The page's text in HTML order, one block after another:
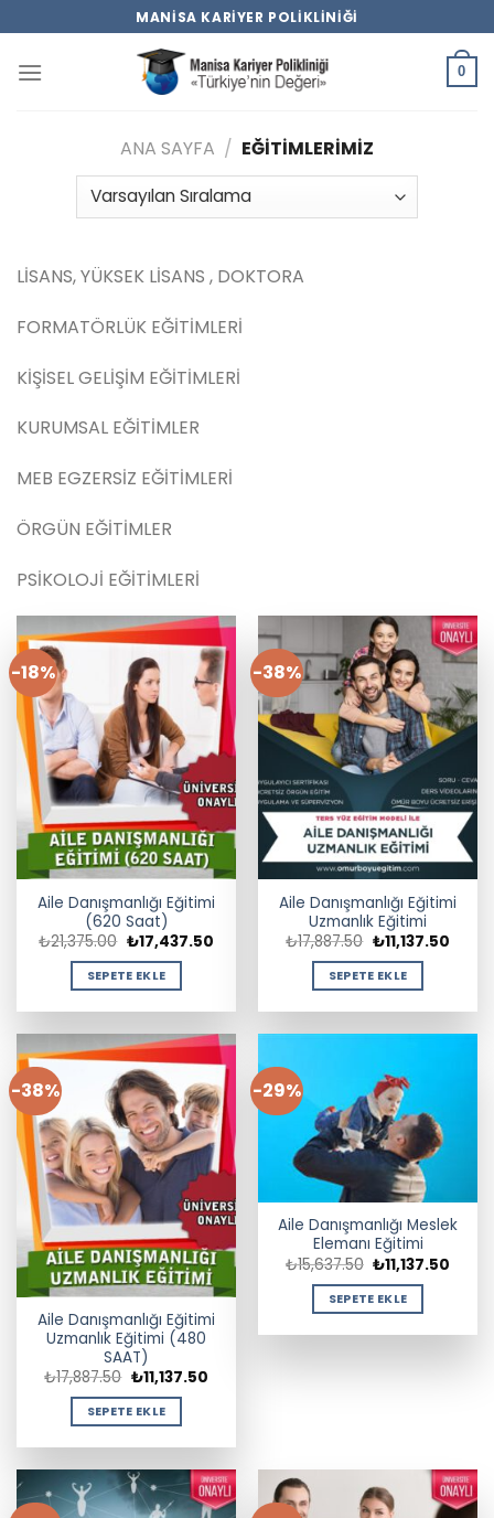
to
content
MANISA KARIYER POLIKLINIĞI
0
ANA SAYFA / EĞITIMLERIMIZ
LİSANS, YÜKSEK LİSANS , DOKTORA
FORMATÖRLÜK EĞİTİMLERİ
KİŞİSEL GELİŞİM EĞİTİMLERİ
KURUMSAL EĞİTİMLER
MEB EGZERSİZ EĞİTİMLERİ
ÖRGÜN EĞİTİMLER
PSİKOLOJİ EĞİTİMLERİ
-18%
Aile Danışmanlığı Eğitimi
(620 Saat)
₺21,375.00 Orijinal
fiyat:
₺21,375.00.
₺17,437.50Şu
SEPETE EKLE
-38%
Aile Danışmanlığı Eğitimi
Uzmanlık Eğitimi
₺17,887.50 Orijinal
fiyat:
₺17,887.50.
₺11,137.50Şu
SEPETE EKLE
-38%
Aile Danışmanlığı Eğitimi
Uzmanlık Eğitimi (480
SAAT)
₺17,887.50 Orijinal
fiyat:
₺17,887.50.
₺11,137.50Şu
SEPETE EKLE
-29%
Aile Danışmanlığı Meslek
Elemanı Eğitimi
₺15,637.50 Orijinal
fiyat:
₺15,637.50.
₺11,137.50
SEPETE EKLE